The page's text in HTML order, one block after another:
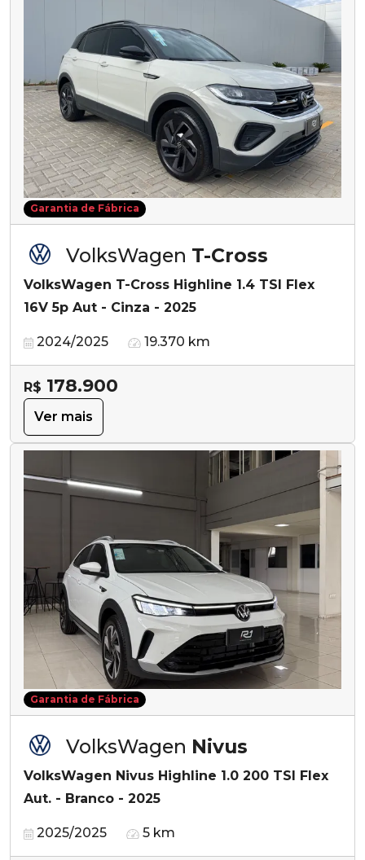
Garantia de Fábrica
VolksWagen T-Cross
VolksWagen T-Cross Highline 1.4 TSI Flex
16V 5p Aut - Cinza - 2025
2024/2025 19.370 km
R$ 178.900
Ver mais
Garantia de Fábrica
VolksWagen Nivus
VolksWagen Nivus Highline 1.0 200 TSI Flex
Aut. - Branco - 2025
2025/2025 5 km